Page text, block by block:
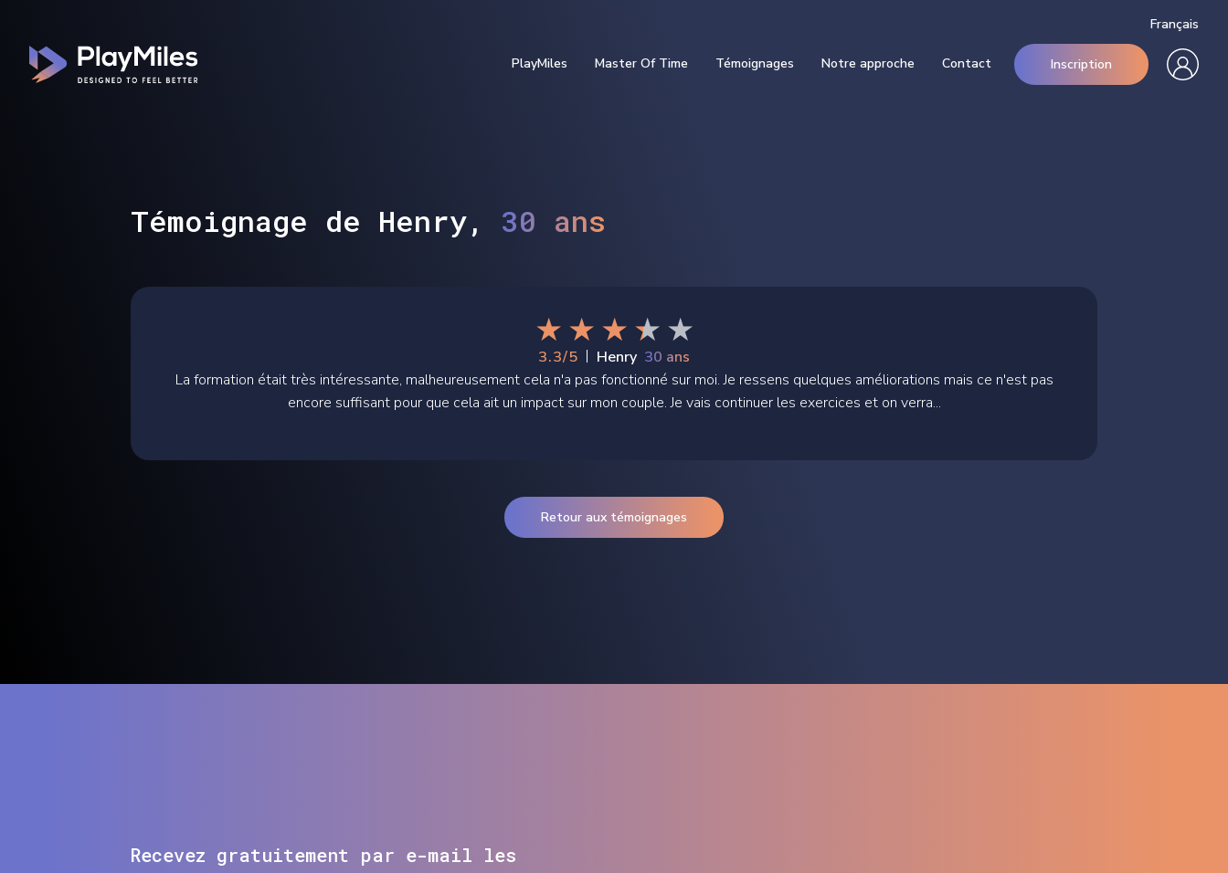
PlayMiles Master Of Time Témoignages Notre approche Contact Inscription
Français
Témoignage de Henry, 30 ans
3.3/5 | Henry 30 ans
La formation était très intéressante, malheureusement cela n'a pas fonctionné sur moi. Je ressens quelques améliorations mais ce n'est pas
encore suffisant pour que cela ait un impact sur mon couple. Je vais continuer les exercices et on verra...
Retour aux témoignages
Recevez gratuitement par e-mail les